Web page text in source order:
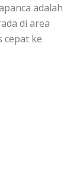
adalah
di area
cepat ke